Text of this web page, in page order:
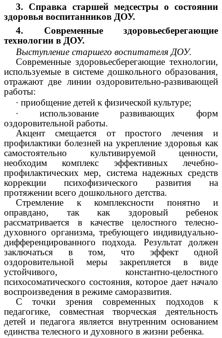
3. Справка старшей медсестры о состоянии
здоровья воспитанников ДОУ.
4. Современные здоровьесберегающие
технологии в ДОУ.
Выступление старшего воспитателя ДОУ.
Современные здоровьесберегающие технологии,
используемые в системе дошкольного образования,
отражают две линии оздоровительно-развивающей
работы:
∙ приобщение детей к физической культуре;
∙ использование развивающих форм
оздоровительной работы.
Акцент смещается от простого лечения и
профилактики болезней на укрепление здоровья как
самостоятельно культивируемой ценности,
необходим комплекс эффективных лечебно-
профилактических мер, система надежных средств
коррекции психофизического развития на
протяжении всего дошкольного детства.
Стремление к комплексности понятно и
оправдано, так как здоровый ребенок
рассматривается в качестве целостного телесно-
духовного организма, требующего индивидуально-
дифференцированного подхода. Результат должен
заключаться в том, что эффект одной
оздоровительной меры закрепляется в виде
устойчивого, константно-целостного
психосоматического состояния, которое дает начало
воспроизведения в режиме саморазвития.
С точки зрения современных подходов к
педагогике, совместная творческая деятельность
детей и педагога является внутренним основанием
единства телесного и духовного в жизни ребенка.